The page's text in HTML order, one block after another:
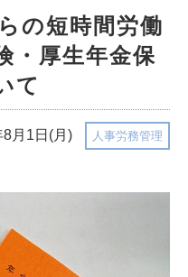
の短時間労働
・厚生年金保
て
8月1日(月) 人事労務管理